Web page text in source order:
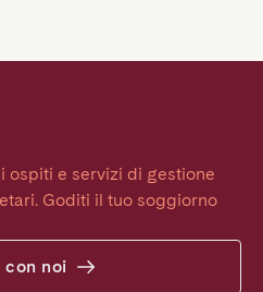
ospiti e servizi di gestione
Goditi il tuo soggiorno
noi